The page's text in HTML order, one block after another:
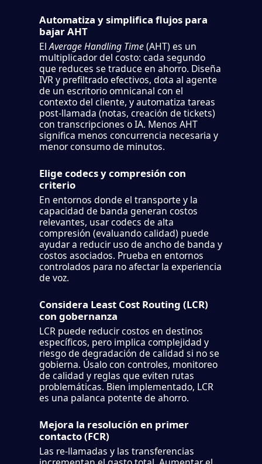
Automatiza y simplifica flujos para
bajar AHT
ElAverage Handling Time(AHT) es un
multiplicador del costo: cada segundo
que reduces se traduce en ahorro. Diseña
IVR y prefiltrado efectivos, dota al agente
de un escritorio omnicanal con el
contexto del cliente, y automatiza tareas
post-llamada (notas, creación de tickets)
con transcripciones o IA. Menos AHT
significa menos concurrencia necesaria y
menor consumo de minutos.
Elige codecs y compresión con
criterio
En entornos donde el transporte y la
capacidad de banda generan costos
relevantes, usar codecs de alta
compresión (evaluando calidad) puede
ayudar a reducir uso de ancho de banda y
costos asociados. Prueba en entornos
controlados para no afectar la experiencia
de voz.
Considera Least Cost Routing (LCR)
con gobernanza
LCR puede reducir costos en destinos
específicos, pero implica complejidad y
riesgo de degradación de calidad si no se
gobierna. Úsalo con controles, monitoreo
de calidad y reglas que eviten rutas
problemáticas. Bien implementado, LCR
es una palanca potente de ahorro.
Mejora la resolución en primer
contacto (FCR)
Las re-llamadas y las transferencias